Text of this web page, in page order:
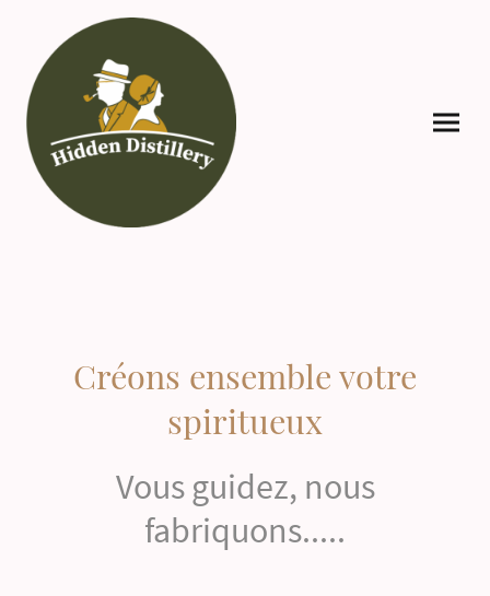
Créons ensemble votre
spiritueux
Vous guidez, nous
fabriquons.....